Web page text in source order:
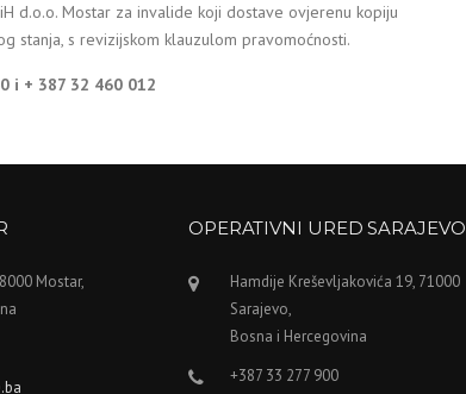
d.o.o. Mostar za invalide koji dostave ovjerenu kopiju
stanja, s revizijskom klauzulom pravomoćnosti.
i + 387 32 460 012
Mostar,
OPERATIVNI URED SARAJEVO
Hamdije Kreševljakovića 19, 71000
Sarajevo,
Bosna i Hercegovina
+387 33 277 900